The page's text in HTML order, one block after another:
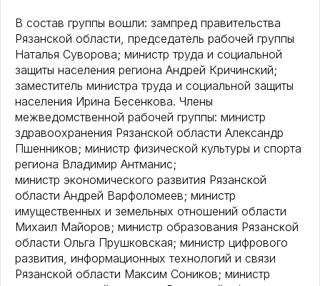
В состав группы вошли: зампред правительства
Рязанской области, председатель рабочей группы
Наталья Суворова; министр труда и социальной
защиты населения региона Андрей Кричинский;
заместитель министра труда и социальной защиты
населения Ирина Бесенкова. Члены
межведомственной рабочей группы: министр
здравоохранения Рязанской области Александр
Пшенников; министр физической культуры и спорта
региона Владимир Антманис;
министр экономического развития Рязанской
области Андрей Варфоломеев; министр
имущественных и земельных отношений области
Михаил Майоров; министр образования Рязанской
области Ольга Прушковская; министр цифрового
развития, информационных технологий и связи
Рязанской области Максим Соников; министр